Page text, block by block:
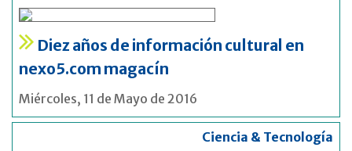
Diez años de información cultural en
nexo5.com magacín
Miércoles, 11 de Mayo de 2016
Ciencia & Tecnología